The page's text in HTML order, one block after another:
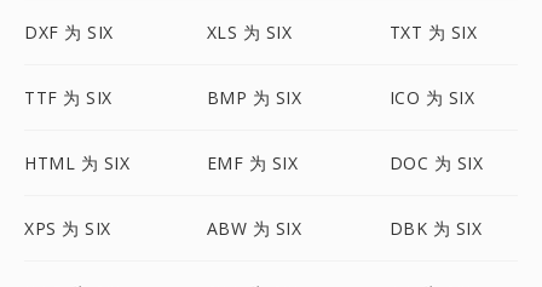
DXF 为 SIX XLS 为 SIX TXT 为 SIX
TTF 为 SIX BMP 为 SIX ICO 为 SIX
HTML 为 SIX EMF 为 SIX DOC 为 SIX
XPS 为 SIX ABW 为 SIX DBK 为 SIX